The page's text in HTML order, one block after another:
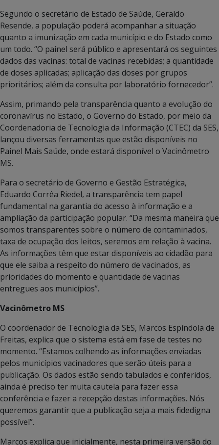
Segundo o secretário de Estado de Saúde, Geraldo
Resende, a população poderá acompanhar a situação
quanto a imunização em cada município e do Estado como
um todo. “O painel será público e apresentará os seguintes
dados das vacinas: total de vacinas recebidas; a quantidade
de doses aplicadas; aplicação das doses por grupos
prioritários; além da consulta por laboratório fornecedor”.
Assim, primando pela transparência quanto a evolução do
coronavírus no Estado, o Governo do Estado, por meio da
Coordenadoria de Tecnologia da Informação (CTEC) da SES,
lançou diversas ferramentas que estão disponíveis no
Painel Mais Saúde, onde estará disponível o Vacinômetro
MS.
Para o secretário de Governo e Gestão Estratégica,
Eduardo Corrêa Riedel, a transparência tem papel
fundamental na garantia do acesso à informação e a
ampliação da participação popular. “Da mesma maneira que
somos transparentes sobre o número de contaminados,
taxa de ocupação dos leitos, seremos em relação à vacina.
As informações têm que estar disponíveis ao cidadão para
que ele saiba a respeito do número de vacinados, as
prioridades do momento e quantidade de vacinas
entregues aos municípios”.
Vacinômetro MS
O coordenador de Tecnologia da SES, Marcos Espíndola de
Freitas, explica que o sistema está em fase de testes no
momento. “Estamos colhendo as informações enviadas
pelos municípios vacinadores que serão úteis para a
publicação. Os dados estão sendo tabulados e conferidos,
ainda é preciso ter muita cautela para fazer essa
conferência e fazer a recepção destas informações. Nós
queremos garantir que a publicação seja a mais fidedigna
possível”.
Marcos explica que inicialmente, nesta primeira versão do